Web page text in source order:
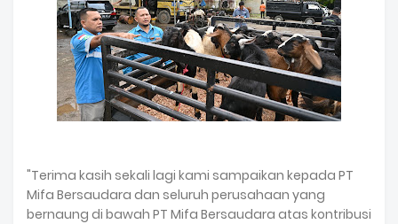
"Terima kasih sekali lagi kami sampaikan kepada PT
Mifa Bersaudara dan seluruh perusahaan yang
bernaung di bawah PT Mifa Bersaudara atas kontribusi